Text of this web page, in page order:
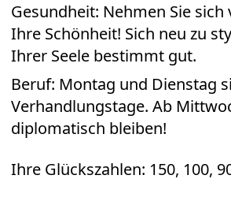
Gesundheit: Nehmen Sie sich
Ihre Schönheit! Sich neu zu
Ihrer Seele bestimmt gut.
Beruf: Montag und Dienstag
Verhandlungstage. Ab
diplomatisch bleiben!
Ihre Glückszahlen: 150, 100,